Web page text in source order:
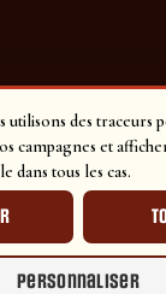
utilisons des traceurs
campagnes et
dans tous les cas.
Personnaliser